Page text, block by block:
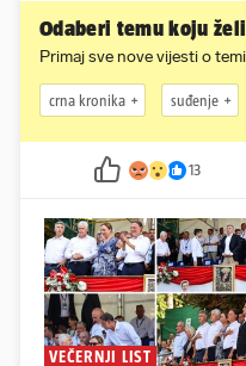
Odaberi temu koju
Primaj sve nove vijesti o
crna kronika suđenje
13